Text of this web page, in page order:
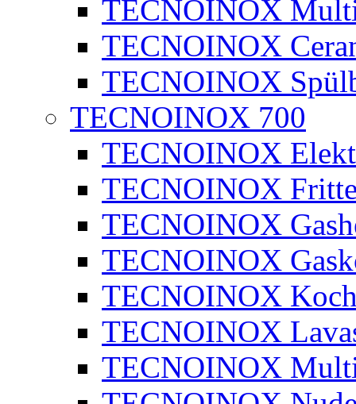
TECNOINOX
TECNOINOX
TECNOINOX
TECNOINOX 700
TECNOINOX
TECNOINOX
TECNOINOX
TECNOINOX
TECNOINOX
TECNOINOX
TECNOINOX